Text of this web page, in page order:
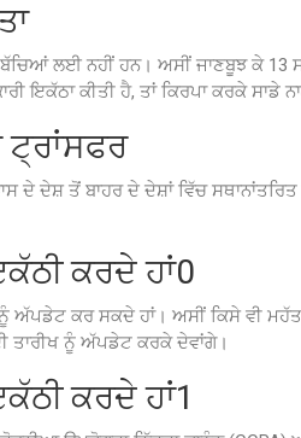
ਬੱਚਿਆਂ ਲਈ ਨਹੀਂ ਹਨ। ਅਸੀਂ ਜਾਣਬੂਝ ਕੇ
ਇਕੱਠਾ ਕੀਤੀ ਹੈ, ਤਾਂ ਕਿਰਪਾ ਕਰਕੇ ਸਾਡੇ
ਟ੍ਰਾਂਸਫਰ
ਦੇ ਦੇਸ਼ ਤੋਂ ਬਾਹਰ ਦੇ ਦੇਸ਼ਾਂ ਵਿੱਚ
ਕਰਦੇ ਹਾਂ0
ਅੱਪਡੇਟ ਕਰ ਸਕਦੇ ਹਾਂ। ਅਸੀਂ ਕਿਸੇ ਵੀ
ਨੂੰ ਅੱਪਡੇਟ ਕਰਕੇ ਦੇਵਾਂਗੇ।
ਕਰਦੇ ਹਾਂ1